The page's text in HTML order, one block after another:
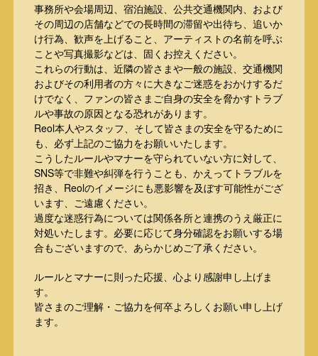
事務所や会場周辺、宿泊施設、公共交通機関内、および
その周辺の店舗などでの長時間の滞留や出待ち、追いか
け行為、歓声を上げること、アーティストの名前を呼ぶ
ことや写真撮影などは、固くお控えください。
これらの行動は、近隣の皆さまや一般の施設、交通機関
およびその利用者の方々に大きなご迷惑をおかけするだ
けでなく、ファンの皆さまご自身の安全を脅かすトラブ
ルや事故の原因となる恐れがあります。
Reol本人やスタッフ、そして皆さまの安全を守るために
も、必ず上記のご協力をお願いいたします。
こうしたルールやマナーを守られていない方に対して、
SNS等で非難や糾弾を行うことも、かえってトラブルを
招き、Reolのイメージにも悪影響を及ぼす可能性がござ
います、ご遠慮ください。
過度な迷惑行為については関係各所と連携のうえ厳正に
対処いたします。必要に応じて身分確認をお願いする場
合もございますので、あらかじめご了承ください。
ルールとマナーに則った応援、心より感謝申し上げま
す。
皆さまのご理解・ご協力を何卒よろしくお願い申し上げ
ます。